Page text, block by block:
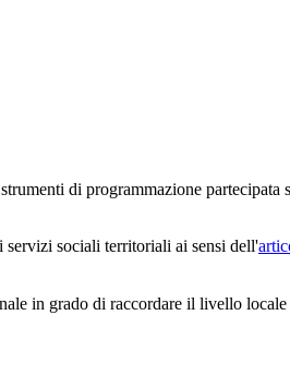
di programmazione partecipata
sociali territoriali ai sensi dell'
in grado di raccordare il livello